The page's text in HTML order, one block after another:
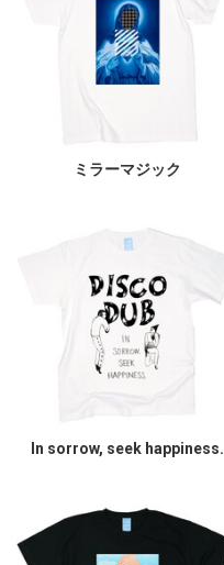
ミラーマジック
In sorrow, seek happiness.